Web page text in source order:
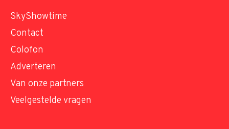
SkyShowtime
Contact
Colofon
Adverteren
Van onze partners
Veelgestelde vragen